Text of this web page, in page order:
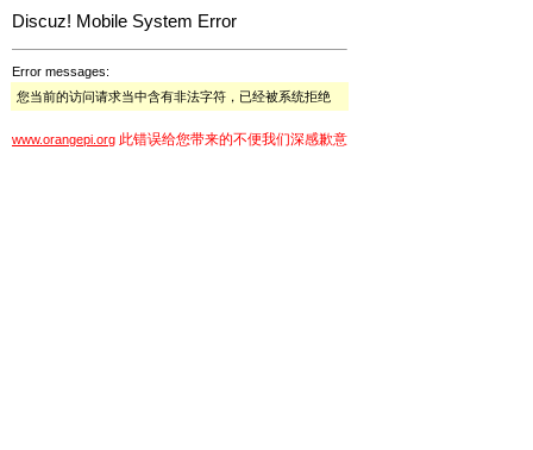
Discuz! Mobile System Error
Error messages:
您当前的访问请求当中含有非法字符，已经被系统拒绝
www.orangepi.org 此错误给您带来的不便我们深感歉意